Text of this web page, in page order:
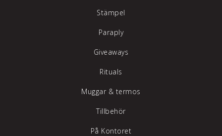
Stämpel
Paraply
Giveaways
Rituals
Muggar & termos
Tillbehör
På Kontoret